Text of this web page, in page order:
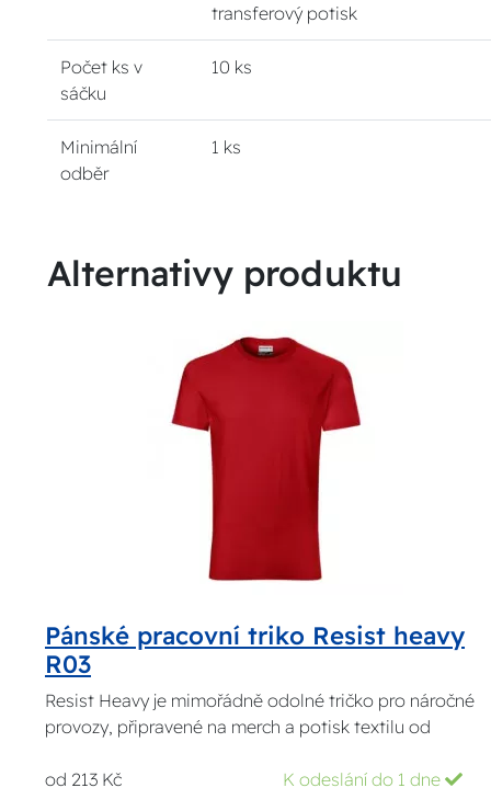
transferový potisk
Počet ks v
sáčku
10 ks
Minimální
odběr
1 ks
Alternativy produktu
Pánské pracovní triko Resist heavy
R03
Resist Heavy je mimořádně odolné tričko pro náročné
provozy, připravené na merch a potisk textilu od
od 213 Kč K odeslání do 1 dne